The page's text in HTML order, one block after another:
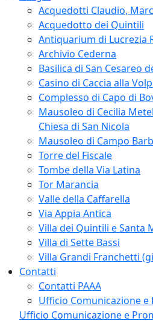
Acquedotti Claudio,
Acquedotto dei Quintili
Antiquarium di Lucrezia
Archivio Cederna
Basilica di San Cesareo
Casino di Caccia alla
Complesso di Capo di
Mausoleo di Cecilia
Chiesa di San Nicola
Mausoleo di Campo
Torre del Fiscale
Tombe della Via Latina
Tor Marancia
Valle della Caffarella
Via Appia Antica
Villa dei Quintili e Santa
Villa di Sette Bassi
Villa Grandi Franchetti
Contatti
Contatti PAAA
Ufficio Comunicazione
Ufficio Comunicazione e